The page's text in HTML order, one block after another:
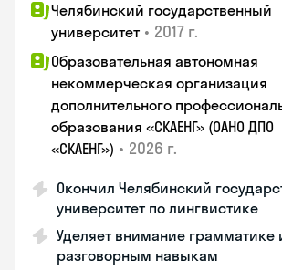
Челябинский государственный
университет • 2017 г.
Образовательная автономная
некоммерческая организация
дополнительного
образования «СКАЕНГ» (ОАНО ДПО
«СКАЕНГ») • 2026 г.
Окончил Челябинский
университет по лингвистике
Уделяет внимание грамматике
разговорным навыкам